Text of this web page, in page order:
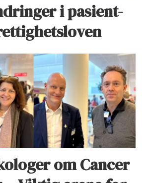
i pasient-
om Cancer